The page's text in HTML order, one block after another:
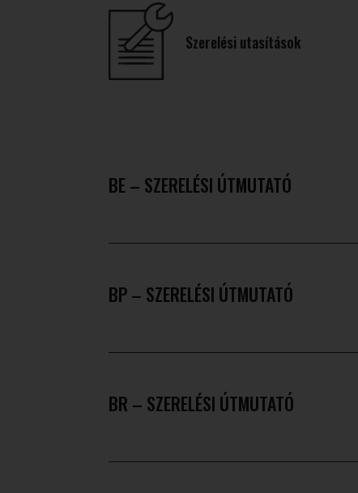
Szerelési utasítások
BE – SZERELÉSI ÚTMUTATÓ
BP – SZERELÉSI ÚTMUTATÓ
BR – SZERELÉSI ÚTMUTATÓ